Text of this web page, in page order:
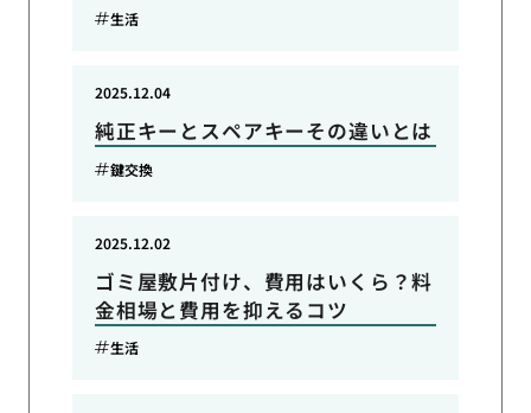
生活
純正キーとスペアキーその違いとは
2025.12.04
鍵交換
ゴミ屋敷片付け、費用はいくら？料
金相場と費用を抑えるコツ
2025.12.02
生活